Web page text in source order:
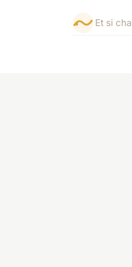
Et si